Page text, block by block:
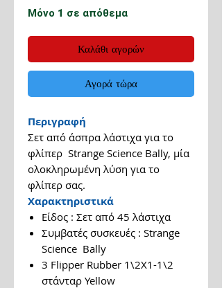
Μόνο 1 σε απόθεμα
Καλάθι αγορών
Αγορά τώρα
Περιγραφή
Σετ από άσπρα λάστιχα για το
φλίπερ Strange Science Bally, μία
ολοκληρωμένη λύση για το
φλίπερ σας.
Χαρακτηριστικά
Είδος : Σετ από 45 λάστιχα
Συμβατές συσκευές : Strange
Science Bally
3 Flipper Rubber 1\2Χ1-1\2
στάνταρ Yellow